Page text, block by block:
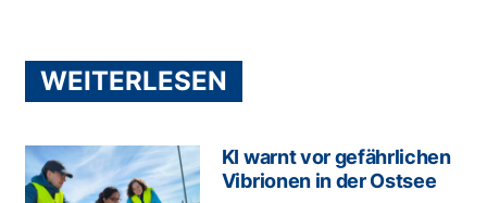
WEITERLESEN
KI warnt vor gefährlichen
Vibrionen in der Ostsee